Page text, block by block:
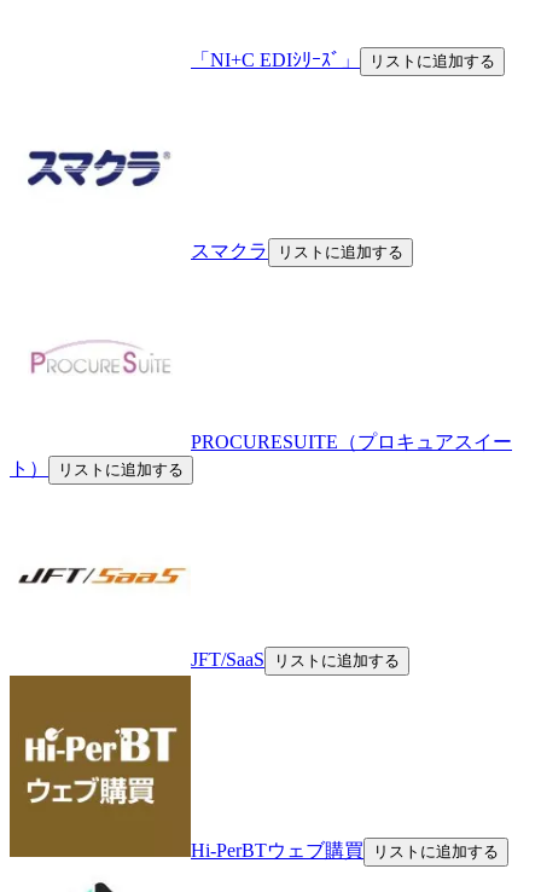
「NI+C EDIｼﾘｰｽﾞ」 リストに追加する
スマクラ リストに追加する
PROCURESUITE（プロキュアスイー
ト）
リストに追加する
JFT/SaaS リストに追加する
Hi-PerBTウェブ購買 リストに追加する